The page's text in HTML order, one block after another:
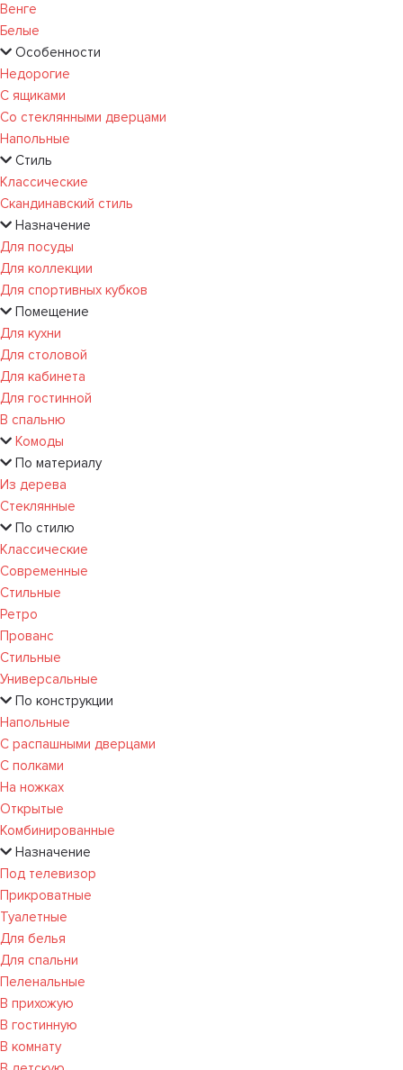
Венге
Белые
Особенности
Недорогие
С ящиками
Со стеклянными дверцами
Напольные
Стиль
Классические
Скандинавский стиль
Назначение
Для посуды
Для коллекции
Для спортивных кубков
Помещение
Для кухни
Для столовой
Для кабинета
Для гостинной
В спальню
Комоды
По материалу
Из дерева
Стеклянные
По стилю
Классические
Современные
Стильные
Ретро
Прованс
Стильные
Универсальные
По конструкции
Напольные
С распашными дверцами
С полками
На ножках
Открытые
Комбинированные
Назначение
Под телевизор
Прикроватные
Туалетные
Для белья
Для спальни
Пеленальные
В прихожую
В гостинную
В комнату